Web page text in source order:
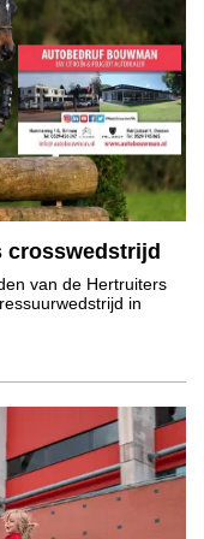
crosswedstrijd
van de Hertruiters
in